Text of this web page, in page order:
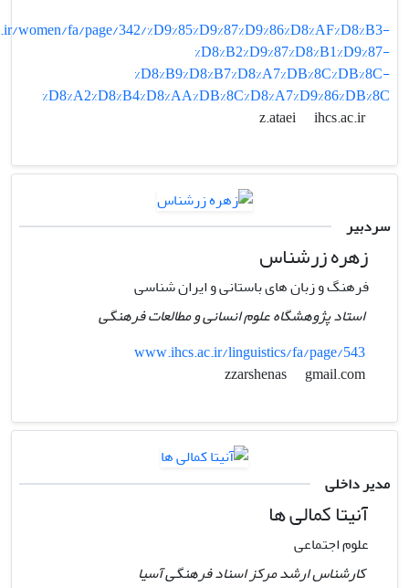
women/fa/page/342/%D9%85%D9%87%D9%86%D8%AF%D8%B3-
%D8%B2%D9%87%D8%B1%D9%87-
%D8%B9%D8%B7%D8%A7%DB%8C%DB%8C-
%D8%A2%D8%B4%D8%AA%DB%8C%D8%A7%D9%86%DB%8C
z.ataei
ihcs.ac.ir
سردبیر
زهره زرشناس
فرهنگ و زبان های باستانی و ایران شناسی
استاد پژوهشگاه علوم انسانی و مطالعات فرهنگی
www.ihcs.ac.ir/linguistics/fa/page/543
gmail.com
مدیر داخلی
آنیتا کمالی ها
علوم اجتماعی
کارشناس ارشد مرکز اسناد فرهنگی آسیا